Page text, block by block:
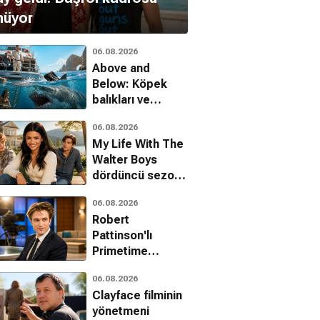
06.08.2026
Above and
Below: Köpek
balıkları ve
kartelleri karşı
karşıya
06.08.2026
My Life With The
Walter Boys
dördüncü sezon
06.08.2026
Robert
Pattinson'lı
Primetime
fragman geldi
06.08.2026
Clayface filminin
yönetmeni